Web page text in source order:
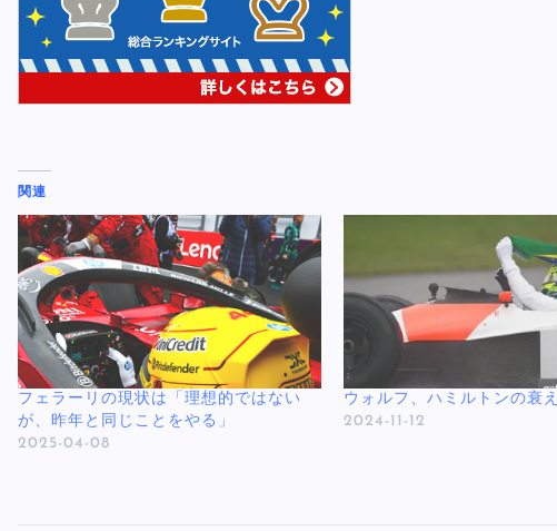
関連
フェラーリの現状は「理想的ではない
が、昨年と同じことをやる」
2025-04-08
ウォルフ、ハミルトンの衰
2024-11-12